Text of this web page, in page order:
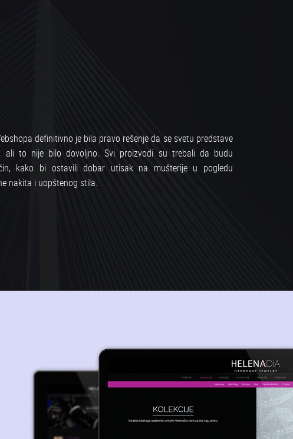
definitivno je bila pravo rešenje da se svetu predstave
ali to nije bilo dovoljno. Svi proizvodi su trebali da budu
kako bi ostavili dobar utisak na mušterije u pogledu
nakita i uopštenog stila.